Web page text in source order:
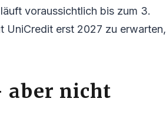
voraussichtlich bis zum 3.
UniCredit erst 2027 zu erwarten,
aber nicht